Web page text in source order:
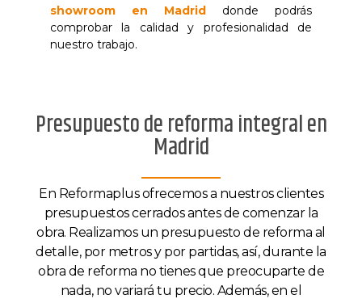
showroom en Madrid donde podrás
comprobar la calidad y profesionalidad de
nuestro trabajo.
Presupuesto de reforma integral en
Madrid
En Reformaplus ofrecemos a nuestros clientes
presupuestos cerrados antes de comenzar la
obra. Realizamos un presupuesto de reforma al
detalle, por metros y por partidas, así, durante la
obra de reforma no tienes que preocuparte de
nada, no variará tu precio. Además, en el